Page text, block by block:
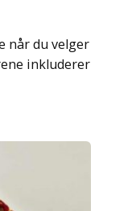
når du velger
inkluderer